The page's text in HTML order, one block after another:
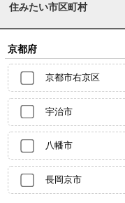
住みたい市区町村
京都府
京都市右京区
宇治市
八幡市
長岡京市